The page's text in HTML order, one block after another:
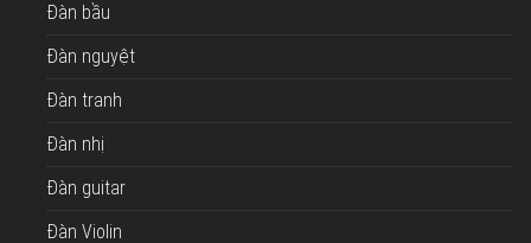
Đàn bầu
Đàn nguyệt
Đàn tranh
Đàn nhị
Đàn guitar
Đàn Violin